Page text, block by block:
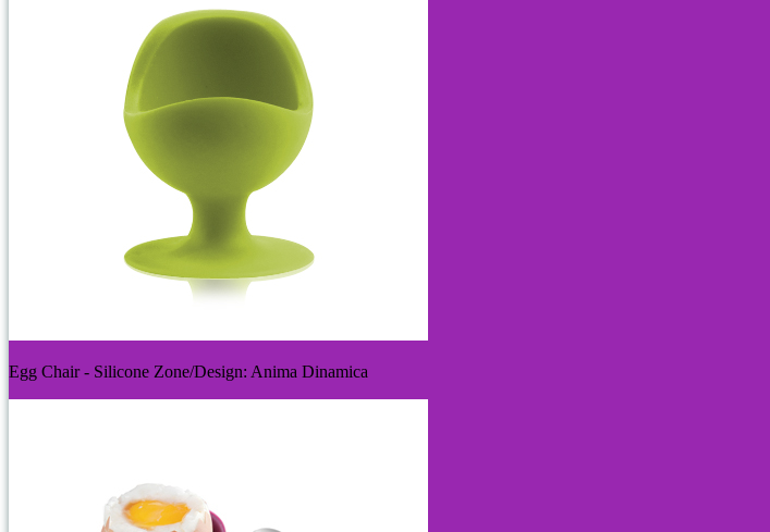
Egg Chair - Silicone Zone/Design: Anima Dinamica